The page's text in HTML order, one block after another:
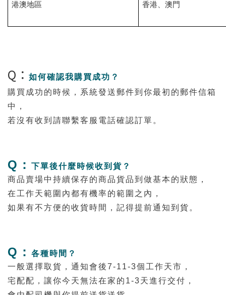
港澳地區 香港、澳門
Q：如何確認我購買成功？
購買成功的時候，系統發送郵件到你最初的郵件信箱
中，
若沒有收到請聯繫客服電話確認訂單。
Q：
下單後什麼時候收到貨？
商品賣場中持續保存的商品貨品到做基本的狀態，
在工作天範圍內都有機率的範圍之內，
如果有不方便的收貨時間，記得提前通知到貨。
Q：
各種時間？
一般選擇取貨，通知會後7-11-3個工作天市，
宅配配，讓你今天無法在家的1-3天進行交付，